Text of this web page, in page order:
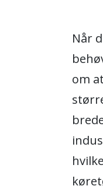
Når
om